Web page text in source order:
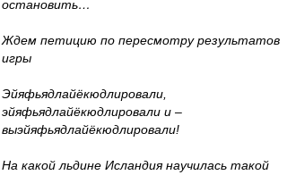
остановить…
Ждем петицию по пересмотру результатов
игры
Эйяфьядлайёкюдлировали,
эйяфьядлайёкюдлировали и –
выэйяфьядлайёкюдлировали!
На какой льдине Исландия научилась такой